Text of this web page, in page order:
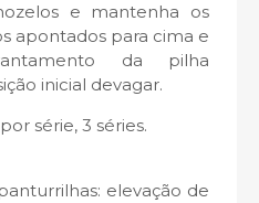
e mantenha os
apontados para cima e
da pilha
inicial devagar.
série, 3 séries.
elevação de